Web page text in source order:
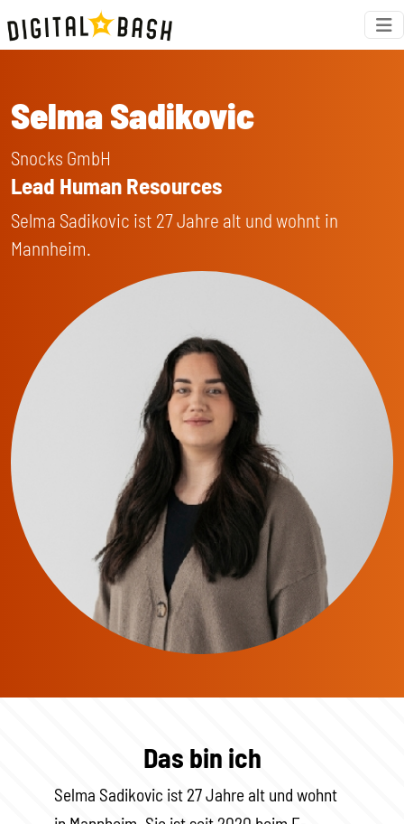
Selma Sadikovic
Snocks GmbH
Lead Human Resources
Selma Sadikovic ist 27 Jahre alt und wohnt in
Mannheim.
Das bin ich
Selma Sadikovic ist 27 Jahre alt und wohnt